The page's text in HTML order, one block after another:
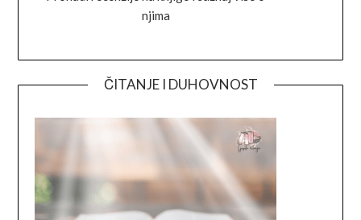
njima
ČITANJE I DUHOVNOST